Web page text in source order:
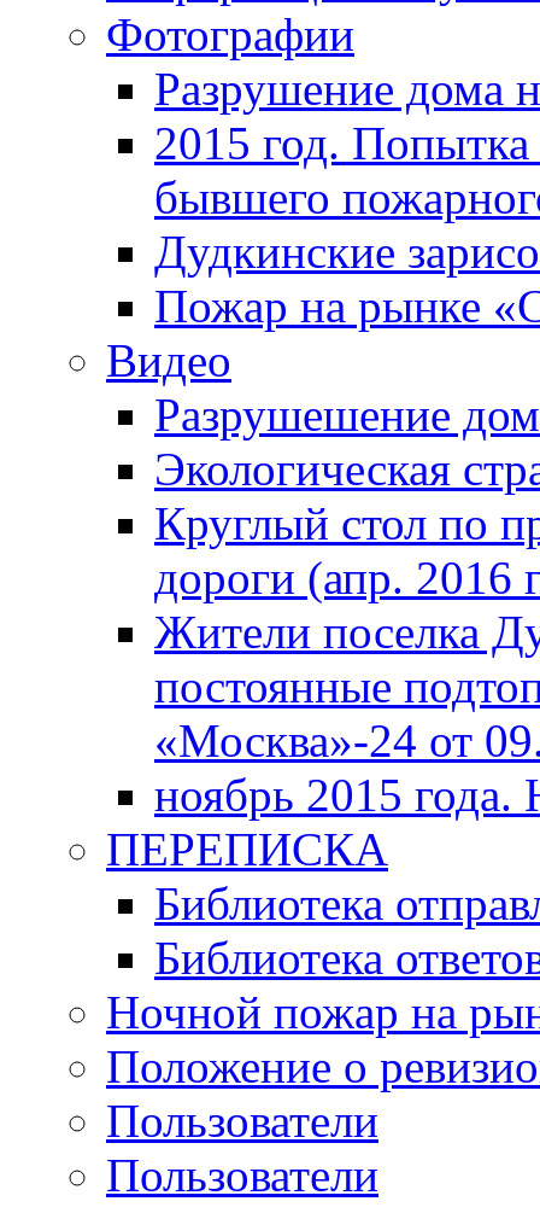
Фотографии
Разрушение дома
2015 год. Попытка
бывшего
Дудкинские
Пожар на рынке
Видео
Разрушешение
Экологическая
Круглый стол по
дороги (апр. 2016
Жители поселка
постоянные
«Москва»-24 от
ноябрь 2015
ПЕРЕПИСКА
Библиотека
Библиотека
Ночной пожар на
Положение о
Пользователи
Пользователи